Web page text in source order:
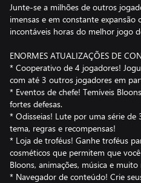
Junte-se a milhões de outros
imensas e em constante expansão
incontáveis horas do melhor jogo
ENORMES ATUALIZAÇÕES DE
* Cooperativo de 4 jogadores!
com até 3 outros jogadores em
* Eventos de chefe! Temíveis
fortes defesas.
* Odisseias! Lute por uma série de
tema, regras e recompensas!
* Loja de troféus! Ganhe troféus
cosméticos que permitem que
Bloons, animações, música e muito
* Navegador de conteúdo! Crie